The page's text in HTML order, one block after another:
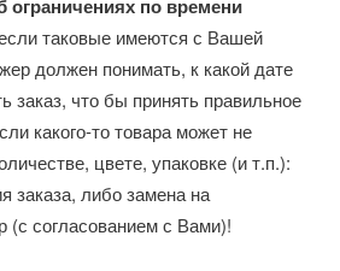
ограничениях по времени
таковые имеются с Вашей
должен понимать, к какой дате
заказ, что бы принять правильное
какого-то товара может не
цвете, упаковке (и т.п.):
заказа, либо замена на
(с согласованием с Вами)!